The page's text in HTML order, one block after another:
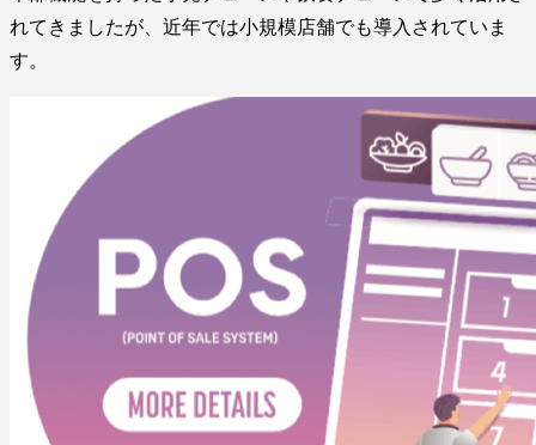
れてきましたが、近年では小規模店舗でも導入されていま
す。